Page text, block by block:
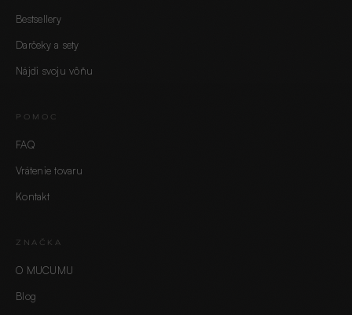
Bestsellery
Darčeky a sety
Nájdi svoju vôňu
POMOC
FAQ
Vrátenie tovaru
Kontakt
ZNAČKA
O MUCUMU
Blog